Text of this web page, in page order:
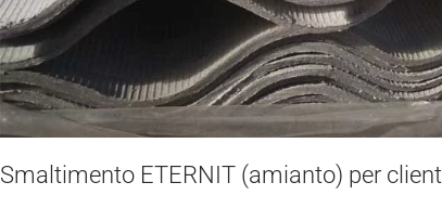
Smaltimento ETERNIT (amianto) per